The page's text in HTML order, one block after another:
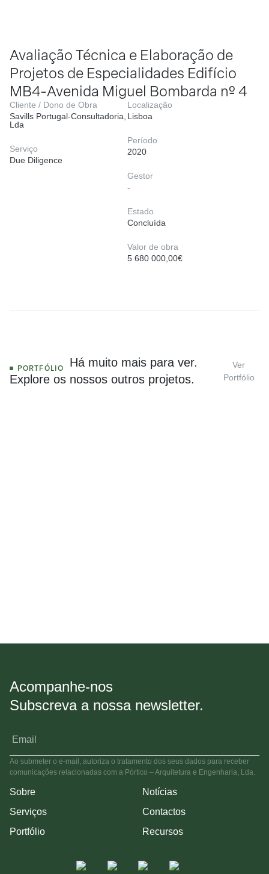
Avaliação Técnica e Elaboração de
Projetos de Especialidades Edifício
MB4-Avenida Miguel Bombarda nº 4
Cliente / Dono de Obra
Savills Portugal-Consultadoria,
Lda
Serviço
Due Diligence
Localização
Lisboa
Período
2020
Gestor
-
Estado
Concluída
Valor de obra
5 680 000,00€
PORTFÓLIO
————— Há muito mais para ver.
Explore os nossos outros projetos.
Ver
Portfólio
Acompanhe-nos
Subscreva a nossa newsletter.
Ao submeter o e-mail, autoriza o tratamento dos seus dados para receber
comunicações relacionadas com a Pórtico – Arquitetura e Engenharia, Lda.
Sobre
Notícias
Serviços
Contactos
Portfólio
Recursos